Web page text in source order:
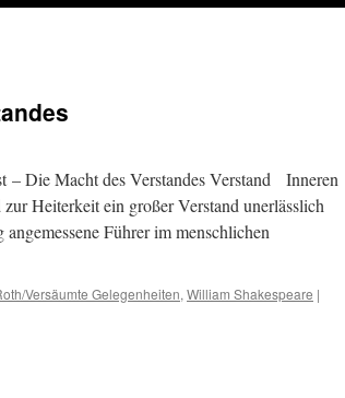
– Die Macht des Verstandes Verstand Inneren
Heiterkeit ein großer Verstand unerlässlich
Führer im menschlichen
Versäumte Gelegenheiten, William Shakespeare |